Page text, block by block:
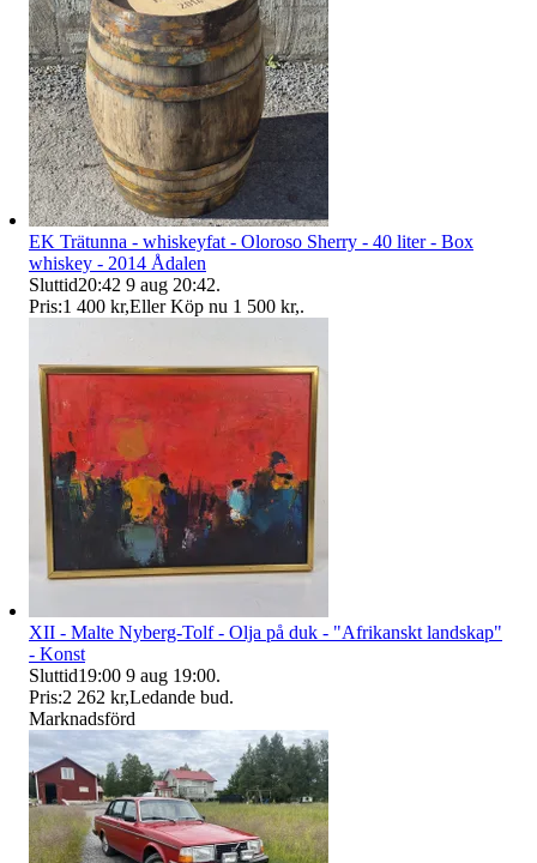
EK Trätunna - whiskeyfat - Oloroso Sherry - 40 liter - Box
whiskey - 2014 Ådalen
Sluttid20:42 9 aug 20:42.
Pris:1 400 kr,Eller Köp nu 1 500 kr,.
XII - Malte Nyberg-Tolf - Olja på duk - "Afrikanskt landskap"
- Konst
Sluttid19:00 9 aug 19:00.
Pris:2 262 kr,Ledande bud.
Marknadsförd